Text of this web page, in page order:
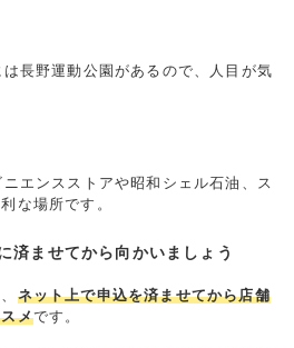
長野運動公園があるので、人目が気
エンスストアや昭和シェル石油、ス
な場所です。
済ませてから向かいましょう
ネット上で申込を済ませてから店舗
メです。